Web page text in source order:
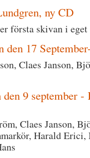
ny CD
första skivan i eget
den 17
Claes Janson,
den 9 september -
Claes Janson,
Harald Erici,